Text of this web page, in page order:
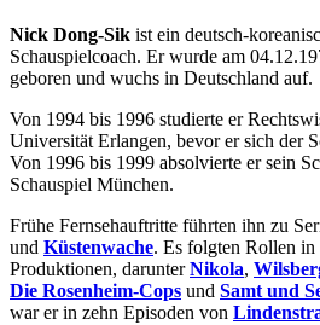
Nick Dong-Sik ist ein deutsch-
Schauspielcoach. Er wurde am
geboren und wuchs in Deutschland auf.
Von 1994 bis 1996 studierte er
Universität Erlangen, bevor er sich der
Von 1996 bis 1999 absolvierte er sein
Schauspiel München.
Frühe Fernsehauftritte führten ihn zu
und Küstenwache. Es folgten Rollen in
Produktionen, darunterNikola,
Die Rosenheim-Cops und Samt und
war er in zehn Episoden von